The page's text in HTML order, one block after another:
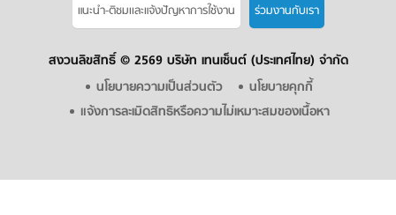
แนะนำ-ติชมเเละแจ้งปัญหาการใช้งาน ร่วมงานกับเรา
สงวนลิขสิทธิ์ © 2569 บริษัท เทนเซ็นต์ (ประเทศไทย) จำกัด
นโยบายความเป็นส่วนตัว
นโยบายคุกกี้
แจ้งการละเมิดสิทธิหรือความไม่เหมาะสมของเนื้อหา